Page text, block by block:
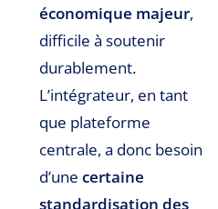
économique majeur,
difficile à soutenir
durablement.
L’intégrateur, en tant
que plateforme
centrale, a donc besoin
d’une certaine
standardisation des